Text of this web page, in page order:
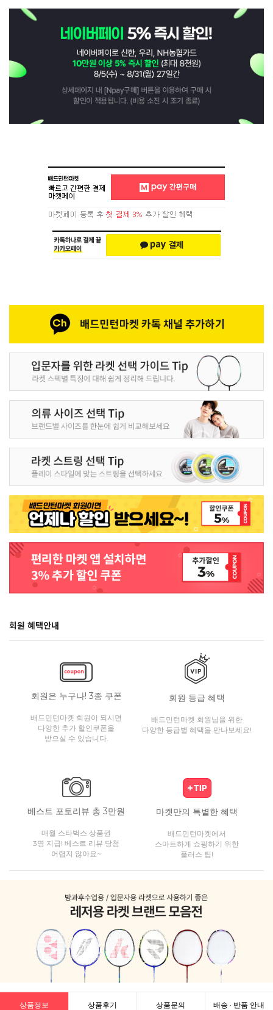
회원 혜택안내
회원은 누구나! 3종 쿠폰
배드민턴마켓 회원이 되시면
다양한 추가 할인쿠폰을
받으실 수 있습니다.
회원 등급 혜택
배드민턴마켓 회원님을 위한
다양한 등급별 혜택을 만나보세요!
베스트 포토리뷰 총 3만원
매월 스타벅스 상품권
3명 지급! 베스트 리뷰 당첨
어렵지 않아요~
마켓만의 특별한 혜택
배드민턴마켓에서
스마트하게 쇼핑하기 위한
플러스 팁!
상품정보 상품후기 상품문의 배송 · 반품 안내